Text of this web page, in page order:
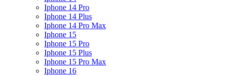
Iphone 14 Pro
Iphone 14 Plus
Iphone 14 Pro Max
Iphone 15
Iphone 15 Pro
Iphone 15 Plus
Iphone 15 Pro Max
Iphone 16